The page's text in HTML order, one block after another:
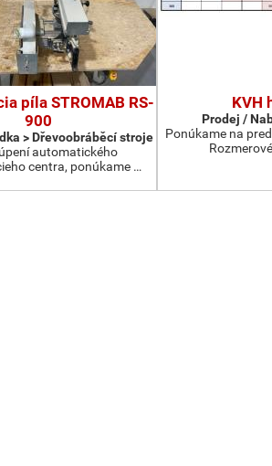
píla STROMAB RS-
900
> Dřevoobráběcí stroje
automatického
centra, ponúkame …
KVH
Prodej /
Ponúkame na